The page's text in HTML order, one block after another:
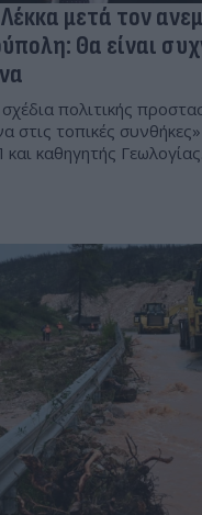
μετά τον
Θα είναι
πολιτικής
στις τοπικές
καθηγητής Γεωλογίας.